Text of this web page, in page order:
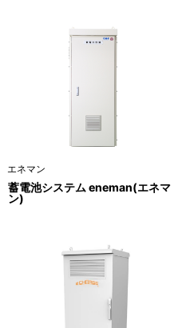
エネマン
蓄電池システム eneman(エネマ
ン)